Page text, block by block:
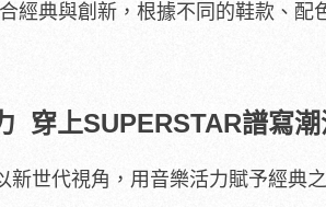
經典與創新，根據不同的鞋款、配
穿上SUPERSTAR譜寫
世代視角，用音樂活力賦予經典